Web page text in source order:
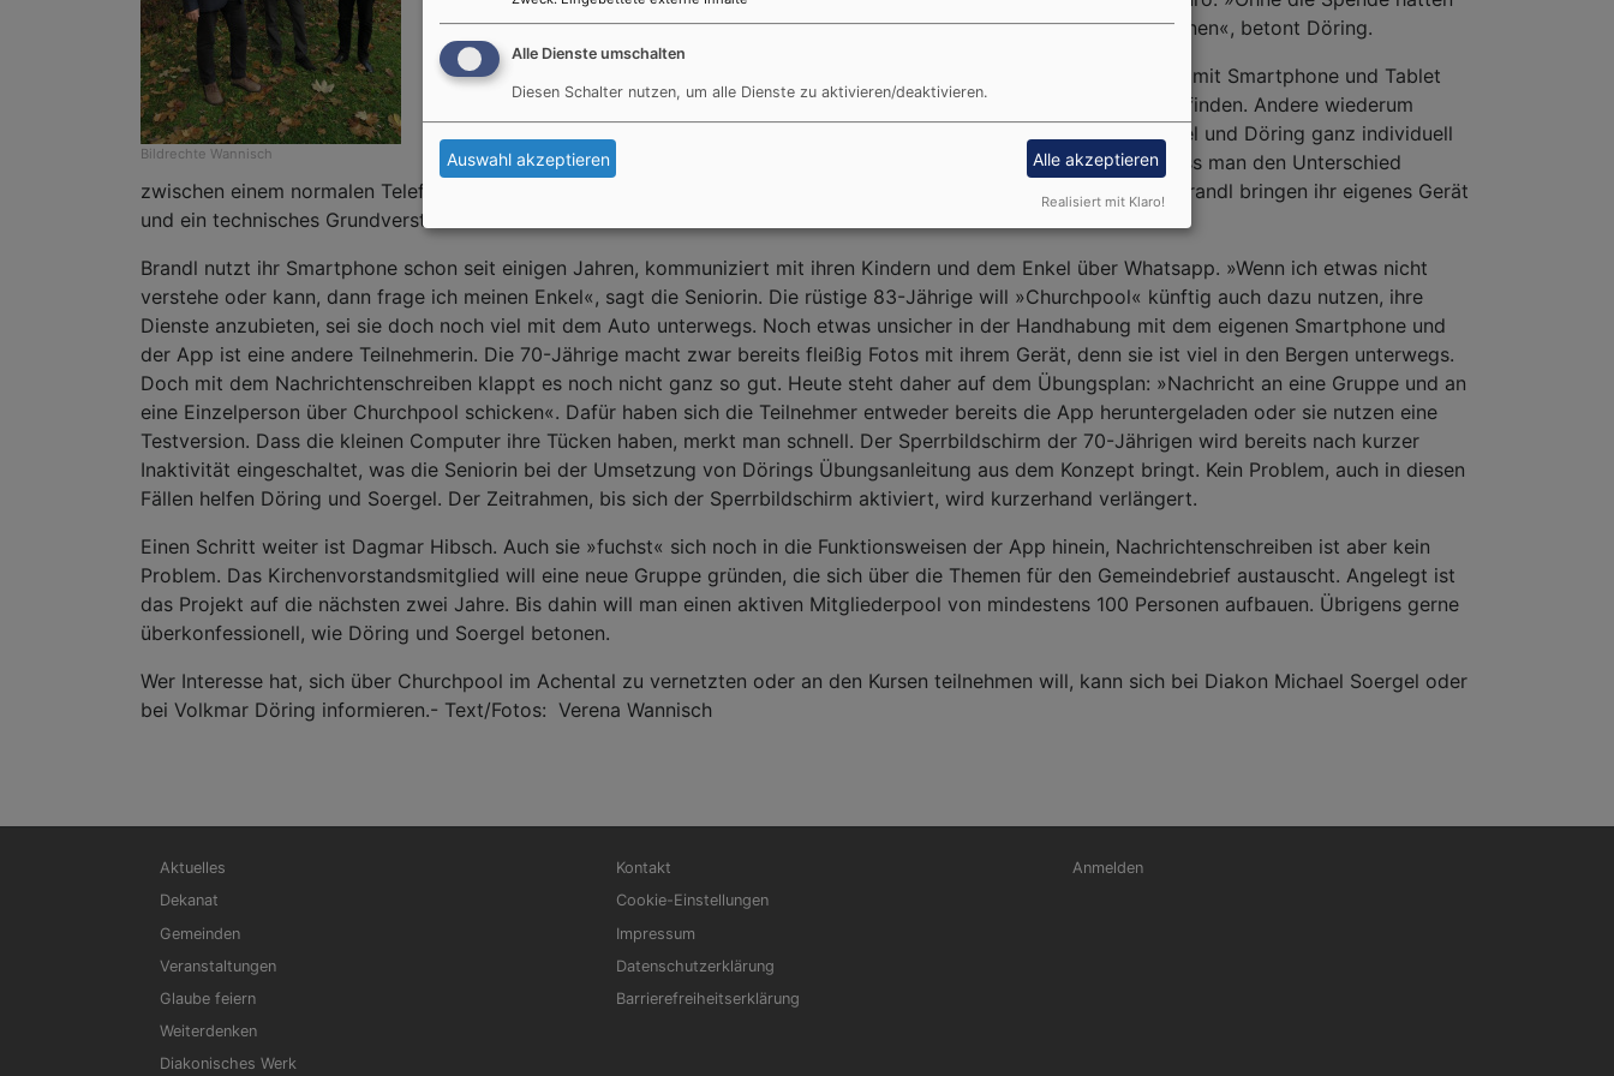
Bildrechte Wannisch
wir das Projekt, für das nicht nur für die Geräte Kosten anfallen, nicht umsetzen können«, betont Döring.
Bei dem Kurs prallen unterschiedliche Levels aufeinander. Manche sind den Umgang mit Smartphone und Tablet
gewöhnt, müssen sich allerdings mit dem neuen Programm von Churchpool zurechtfinden. Andere wiederum
haben keinerlei Erfahrung mit dem Mobiltelefon. Doch für jeden nehmen sich Soergel und Döring ganz individuell
Zeit. »Die Qualität, nicht die Quantität zählt bei uns«, betont Soergel. »Manchen muss man den Unterschied
zwischen einem normalen Telefon, einem Handy und einem Smartphone erklären«, sagt Döring. Andere wie Lydia Brandl bringen ihr eigenes Gerät
und ein technisches Grundverständnis mit.
Brandl nutzt ihr Smartphone schon seit einigen Jahren, kommuniziert mit ihren Kindern und dem Enkel über Whatsapp. »Wenn ich etwas nicht
verstehe oder kann, dann frage ich meinen Enkel«, sagt die Seniorin. Die rüstige 83-Jährige will »Churchpool« künftig auch dazu nutzen, ihre
Dienste anzubieten, sei sie doch noch viel mit dem Auto unterwegs. Noch etwas unsicher in der Handhabung mit dem eigenen Smartphone und
der App ist eine andere Teilnehmerin. Die 70-Jährige macht zwar bereits fleißig Fotos mit ihrem Gerät, denn sie ist viel in den Bergen unterwegs.
Doch mit dem Nachrichtenschreiben klappt es noch nicht ganz so gut. Heute steht daher auf dem Übungsplan: »Nachricht an eine Gruppe und an
eine Einzelperson über Churchpool schicken«. Dafür haben sich die Teilnehmer entweder bereits die App heruntergeladen oder sie nutzen eine
Testversion. Dass die kleinen Computer ihre Tücken haben, merkt man schnell. Der Sperrbildschirm der 70-Jährigen wird bereits nach kurzer
Inaktivität eingeschaltet, was die Seniorin bei der Umsetzung von Dörings Übungsanleitung aus dem Konzept bringt. Kein Problem, auch in diesen
Fällen helfen Döring und Soergel. Der Zeitrahmen, bis sich der Sperrbildschirm aktiviert, wird kurzerhand verlängert.
Einen Schritt weiter ist Dagmar Hibsch. Auch sie »fuchst« sich noch in die Funktionsweisen der App hinein, Nachrichtenschreiben ist aber kein
Problem. Das Kirchenvorstandsmitglied will eine neue Gruppe gründen, die sich über die Themen für den Gemeindebrief austauscht. Angelegt ist
das Projekt auf die nächsten zwei Jahre. Bis dahin will man einen aktiven Mitgliederpool von mindestens 100 Personen aufbauen. Übrigens gerne
überkonfessionell, wie Döring und Soergel betonen.
Wer Interesse hat, sich über Churchpool im Achental zu vernetzten oder an den Kursen teilnehmen will, kann sich bei Diakon Michael Soergel oder
bei Volkmar Döring informieren.- Text/Fotos: Verena Wannisch
Hauptnavigation
Aktuelles
Dekanat
Gemeinden
Veranstaltungen
Glaube feiern
Weiterdenken
Diakonisches Werk
Fußbereichsmenü
Kontakt
Cookie-Einstellungen
Impressum
Datenschutzerklärung
Barrierefreiheitserklärung
Benutzermenü
Anmelden
Alle Dienste umschalten
Diesen Schalter nutzen, um alle Dienste zu aktivieren/deaktivieren.
Auswahl akzeptieren Alle akzeptieren
Realisiert mit Klaro!